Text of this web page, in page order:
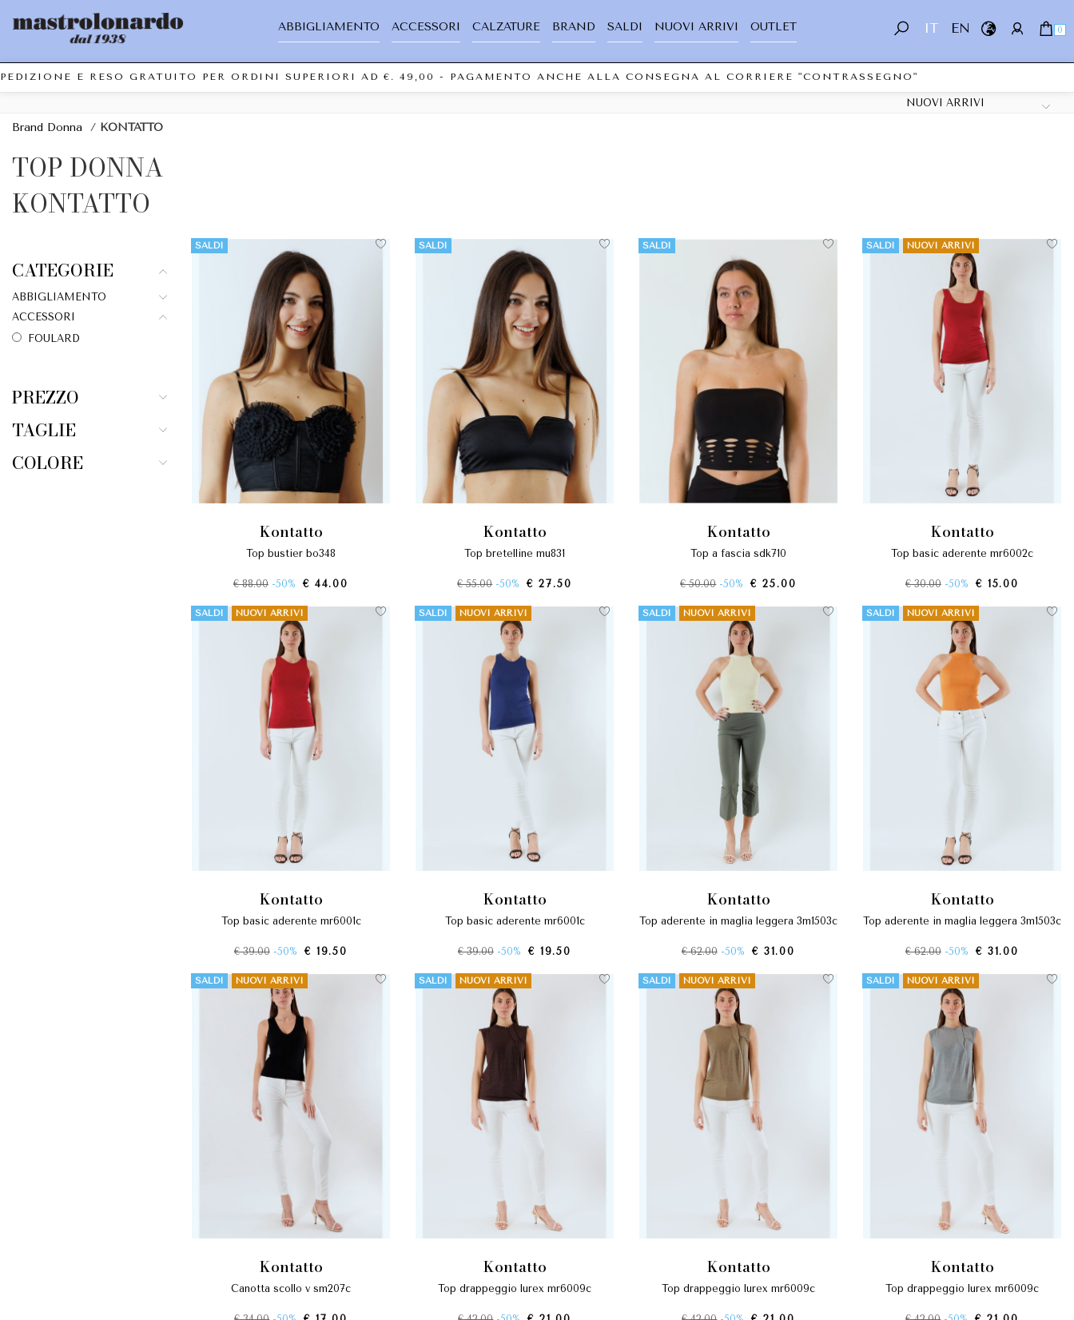
IT EN 0
ABBIGLIAMENTO ACCESSORI CALZATURE BRAND SALDI NUOVI ARRIVI OUTLET
E RESO GRATUITO PER ORDINI SUPERIORI AD €. 49,00 - PAGAMENTO ANCHE ALLA CONSEGNA AL CORRIERE "CONTRASSEGNO"
Brand Donna / KONTATTO
TOP DONNA
KONTATTO
CATEGORIE
ABBIGLIAMENTO
ACCESSORI
FOULARD
PREZZO
TAGLIE
COLORE
SALDI
kontatto
top bustier bo348
€ 88.00 -50% € 44.00
SALDI
kontatto
top bretelline mu831
€ 55.00 -50% € 27.50
SALDI
kontatto
top a fascia sdk710
€ 50.00 -50% € 25.00
SALDI NUOVI ARRIVI
kontatto
top basic aderente mr6002c
€ 30.00 -50% € 15.00
SALDI NUOVI ARRIVI
kontatto
top basic aderente mr6001c
€ 39.00 -50% € 19.50
SALDI NUOVI ARRIVI
kontatto
top basic aderente mr6001c
€ 39.00 -50% € 19.50
SALDI NUOVI ARRIVI
kontatto
top aderente in maglia leggera 3m1503c
€ 62.00 -50% € 31.00
SALDI NUOVI ARRIVI
kontatto
top aderente in maglia leggera 3m1503c
€ 62.00 -50% € 31.00
SALDI NUOVI ARRIVI
kontatto
canotta scollo v sm207c
SALDI NUOVI ARRIVI
kontatto
top drappeggio lurex mr6009c
SALDI NUOVI ARRIVI
kontatto
top drappeggio lurex mr6009c
SALDI NUOVI ARRIVI
kontatto
top drappeggio lurex mr6009c